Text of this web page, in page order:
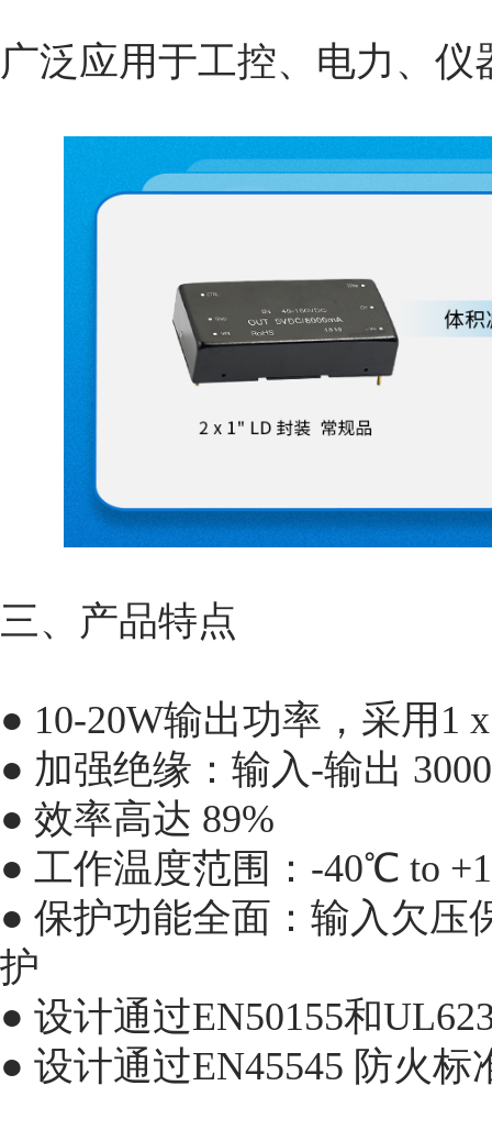
广泛应用于工控、电力、
三、产品特点
● 10-20W输出功率，采用1
● 加强绝缘：输入-输出
● 效率高达 89%
● 工作温度范围：-40℃ to
● 保护功能全面：输入欠压
护
● 设计通过EN50155和
● 设计通过EN45545 防火标